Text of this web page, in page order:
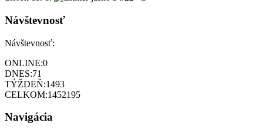
Návštevnosť
Návštevnosť:
ONLINE:0
DNES:71
TÝŽDEŇ:1493
CELKOM:1452195
Navigácia